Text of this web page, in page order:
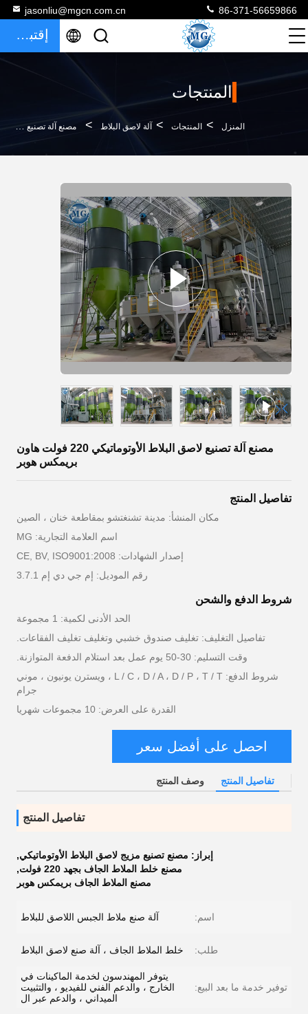
jasonliu@mgcn.com.cn 86-371-56659866
إقتباس
المنتجات
المنزل > المنتجات > آلة لاصق البلاط > مصنع آلة تصنيع لاصق البلاط الأوتوماتيكي 220 فولت هاون بريمكس هوبر
مصنع آلة تصنيع لاصق البلاط الأوتوماتيكي 220 فولت هاون
بريمكس هوبر
تفاصيل المنتج
مكان المنشأ: مدينة تشنغتشو بمقاطعة خنان ، الصين
اسم العلامة التجارية: MG
إصدار الشهادات: CE, BV, ISO9001:2008
رقم الموديل: إم جي دي إم 3.7.1
شروط الدفع والشحن
الحد الأدنى لكمية: 1 مجموعة
تفاصيل التغليف: تغليف صندوق خشبي وتغليف تغليف الفقاعات.
وقت التسليم: 30-50 يوم عمل بعد استلام الدفعة المتوازنة.
شروط الدفع: L / C ، D / A ، D / P ، T / T ، ويسترن يونيون ، موني
جرام
القدرة على العرض: 10 مجموعات شهريا
احصل على أفضل سعر
تفاصيل المنتج وصف المنتج
تفاصيل المنتج
إبراز: مصنع تصنيع مزيج لاصق البلاط الأوتوماتيكي,
مصنع خلط الملاط الجاف بجهد 220 فولت
,
مصنع الملاط الجاف بريمكس هوبر
اسم: آلة صنع ملاط ​​الجبس اللاصق للبلاط
طلب: خلط الملاط الجاف ، آلة صنع لاصق البلاط
توفير خدمة ما بعد البيع:
يتوفر المهندسون لخدمة الماكينات في
الخارج ، والدعم الفني للفيديو ، والتثبيت
الميداني ، والدعم عبر ال